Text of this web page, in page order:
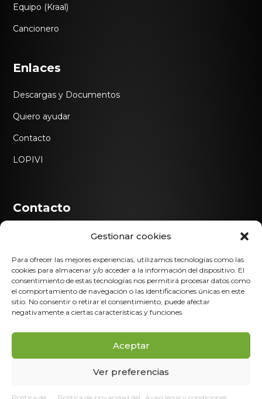
Gestionar cookies
Para ofrecer las mejores experiencias, utilizamos tecnologías como las
cookies para almacenar y/o acceder a la información del dispositivo. El
consentimiento de estas tecnologías nos permitirá procesar datos como
el comportamiento de navegación o las identificaciones únicas en este
sitio. No consentir o retirar el consentimiento, puede afectar
negativamente a ciertas características y funciones.
Aceptar
Ver preferencias
Equipo (Kraal)
Cancionero
Enlaces
Descargas y Documentos
Quiero ayudar
Contacto
LOPIVI
Contacto
 304@scoutsdeandalucia.org
 Calle Misericordia 17 · 18002 Granada
2025 © Asociación Grupo Scout Poseidón 304